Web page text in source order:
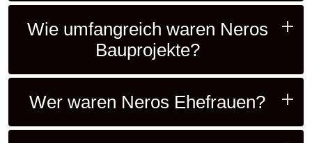
Wie umfangreich waren Neros
Bauprojekte?
Wer waren Neros Ehefrauen?